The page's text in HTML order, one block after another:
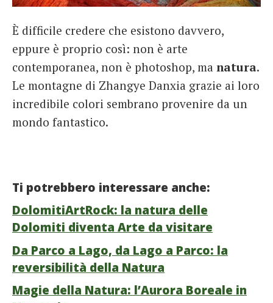
È difficile credere che esistono davvero,
eppure è proprio così: non è arte
contemporanea, non è photoshop, ma natura.
Le montagne di Zhangye Danxia grazie ai loro
incredibile colori sembrano provenire da un
mondo fantastico.
Ti potrebbero interessare anche:
DolomitiArtRock: la natura delle
Dolomiti diventa Arte da visitare
Da Parco a Lago, da Lago a Parco: la
reversibilità della Natura
Magie della Natura: l’Aurora Boreale in